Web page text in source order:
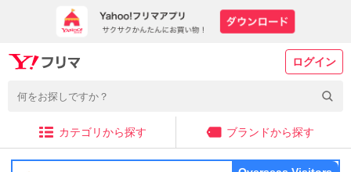
ログイン
カテゴリから探す ブランドから探す